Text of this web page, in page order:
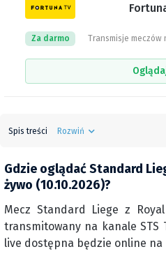
Transmisje meczów
Za darmo
Spis treści Rozwiń
Gdzie oglądać Standard
żywo (10.10.2026)?
Mecz Standard Liege z
transmitowany na kanale STS
live dostępna będzie online